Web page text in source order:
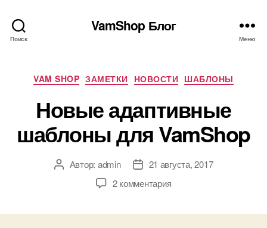
Поиск
VamShop Блог
Меню
Рубрики
VAM SHOP ЗАМЕТКИ НОВОСТИ ШАБЛОНЫ
Новые адаптивные
шаблоны для VamShop
АвторАвтор: admin
Дата21 августа, 2017
2 комментарияк